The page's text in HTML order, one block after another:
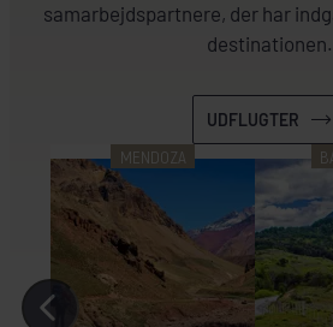
samarbejdspartnere, der har
destinationen.
UDFLUGTER
MENDOZA